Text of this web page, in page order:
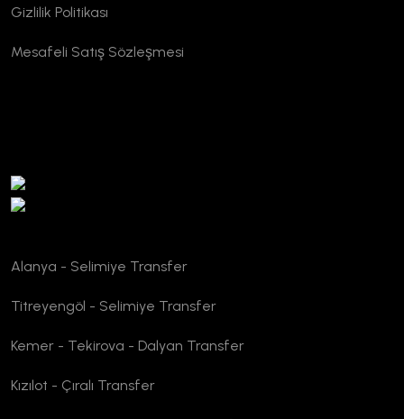
Gizlilik Politikası
Mesafeli Satış Sözleşmesi
Alanya - Selimiye Transfer
Titreyengöl - Selimiye Transfer
Kemer - Tekirova - Dalyan Transfer
Kızılot - Çıralı Transfer